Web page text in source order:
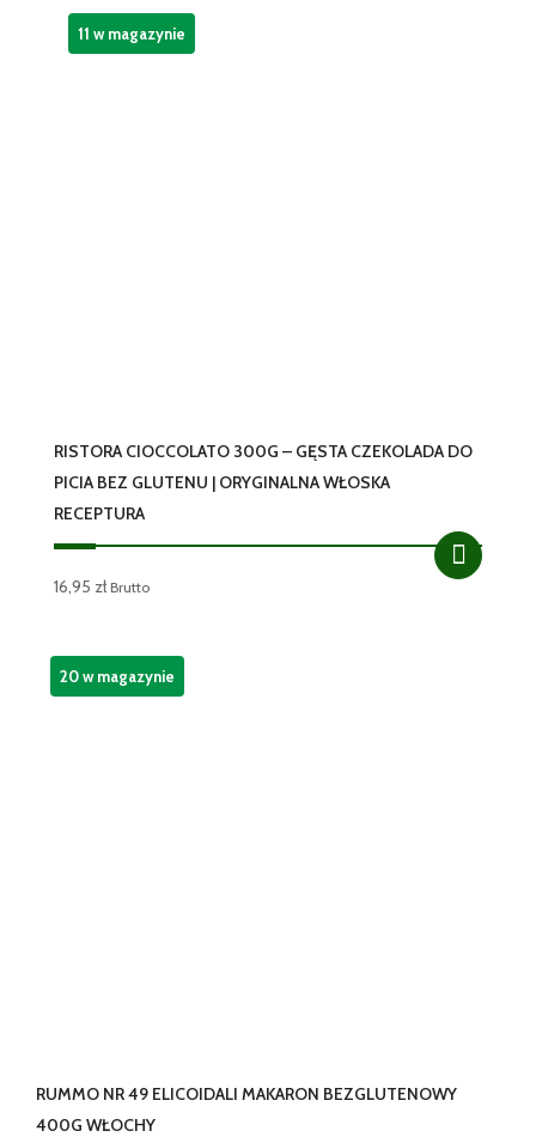
RISTORA CIOCCOLATO 300G – GĘSTA CZEKOLADA DO
PICIA BEZ GLUTENU | ORYGINALNA WŁOSKA
RECEPTURA
16,95 zł Brutto
11 w magazynie
RUMMO NR 49 ELICOIDALI MAKARON BEZGLUTENOWY
400G WŁOCHY
20 w magazynie